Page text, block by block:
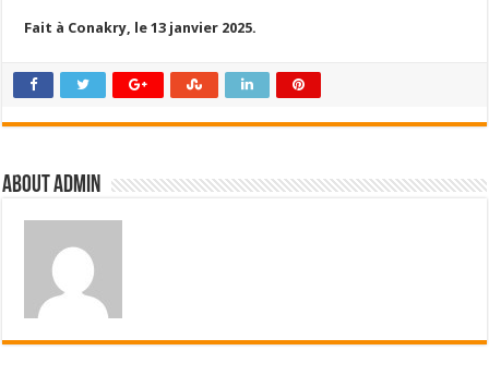
Fait à Conakry, le 13 janvier 2025.
About admin